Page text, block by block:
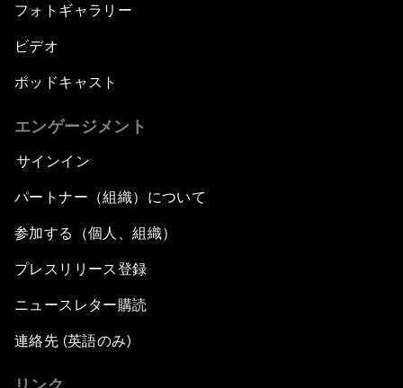
フォトギャラリー
ビデオ
ポッドキャスト
エンゲージメント
サインイン
パートナー（組織）について
参加する（個人、組織）
プレスリリース登録
ニュースレター購読
連絡先 (英語のみ)